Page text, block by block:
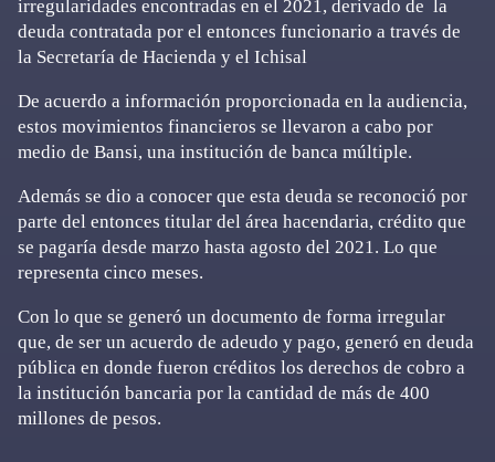
irregularidades encontradas en el 2021, derivado de la
deuda contratada por el entonces funcionario a través de
la Secretaría de Hacienda y el Ichisal
De acuerdo a información proporcionada en la audiencia,
estos movimientos financieros se llevaron a cabo por
medio de Bansi, una institución de banca múltiple.
Además se dio a conocer que esta deuda se reconoció por
parte del entonces titular del área hacendaria, crédito que
se pagaría desde marzo hasta agosto del 2021. Lo que
representa cinco meses.
Con lo que se generó un documento de forma irregular
que, de ser un acuerdo de adeudo y pago, generó en deuda
pública en donde fueron créditos los derechos de cobro a
la institución bancaria por la cantidad de más de 400
millones de pesos.